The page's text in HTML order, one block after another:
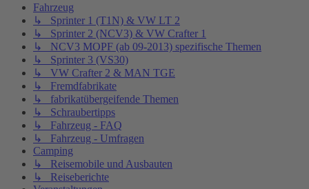
Fahrzeug
↳ Sprinter 1 (T1N) & VW LT 2
↳ Sprinter 2 (NCV3) & VW Crafter 1
↳ NCV3 MOPF (ab 09-2013) spezifische Themen
↳ Sprinter 3 (VS30)
↳ VW Crafter 2 & MAN TGE
↳ Fremdfabrikate
↳ fabrikatübergeifende Themen
↳ Schraubertipps
↳ Fahrzeug - FAQ
↳ Fahrzeug - Umfragen
Camping
↳ Reisemobile und Ausbauten
↳ Reiseberichte